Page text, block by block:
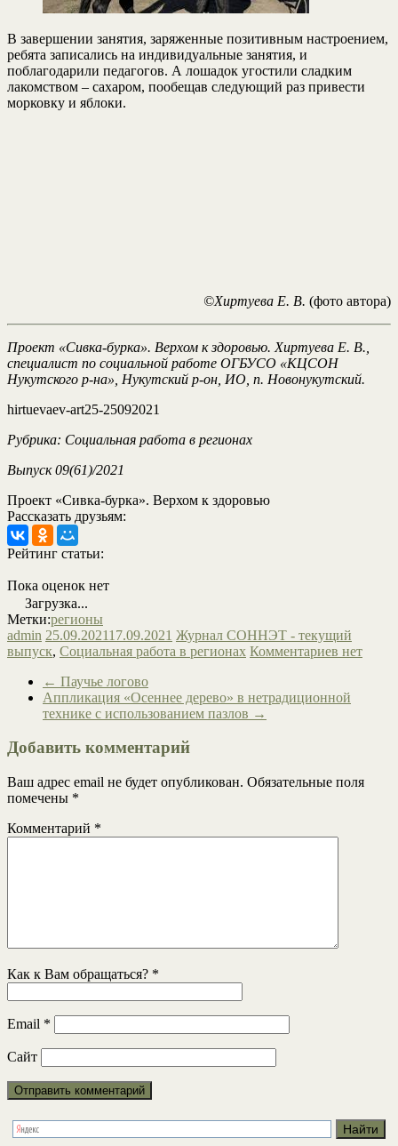
В завершении занятия, заряженные позитивным настроением,
ребята записались на индивидуальные занятия, и
поблагодарили педагогов. А лошадок угостили сладким
лакомством – сахаром, пообещав следующий раз привести
морковку и яблоки.
©Хиртуева Е. В. (фото автора)
Проект «Сивка-бурка». Верхом к здоровью. Хиртуева Е. В.,
специалист по социальной работе ОГБУСО «КЦСОН
Нукутского р-на», Нукутский р-он, ИО, п. Новонукутский.
hirtuevaev-art25-25092021
Рубрика: Социальная работа в регионах
Выпуск 09(61)/2021
Проект «Сивка-бурка». Верхом к здоровью
Рассказать друзьям:
Рейтинг статьи:
Пока оценок нет
Загрузка...
Метки:регионы
admin 25.09.202117.09.2021 Журнал СОННЭТ - текущий
выпуск, Социальная работа в регионах Комментариев нет
← Паучье логово
Аппликация «Осеннее дерево» в нетрадиционной
технике с использованием пазлов →
Добавить комментарий
Ваш адрес email не будет опубликован. Обязательные поля
помечены *
Комментарий *
Как к Вам обращаться? *
Email *
Сайт